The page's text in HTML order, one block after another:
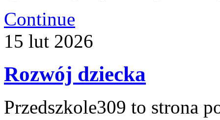
Continue
15 lut 2026
Rozwój dziecka
Przedszkole309 to strona